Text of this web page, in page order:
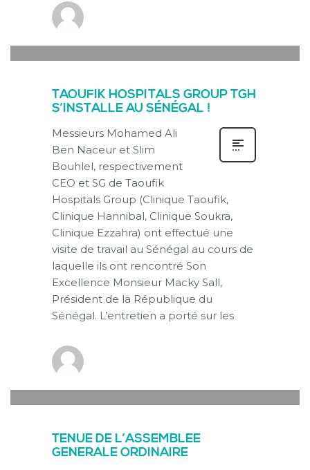
TAOUFIK HOSPITALS GROUP TGH
S’INSTALLE AU SÉNÉGAL !
Messieurs Mohamed Ali
Ben Naceur et Slim
Bouhlel, respectivement
CEO et SG de Taoufik
Hospitals Group (Clinique Taoufik,
Clinique Hannibal, Clinique Soukra,
Clinique Ezzahra) ont effectué une
visite de travail au Sénégal au cours de
laquelle ils ont rencontré Son
Excellence Monsieur Macky Sall,
Président de la République du
Sénégal. L’entretien a porté sur les
TENUE DE L’ASSEMBLEE
GENERALE ORDINAIRE